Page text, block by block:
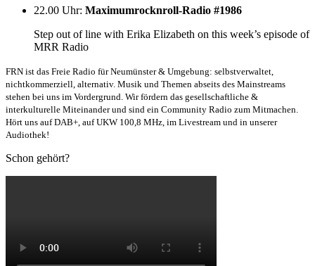
22.00 Uhr: Maximumrocknroll-Radio #1986
Step out of line with Erika Elizabeth on this week’s episode of
MRR Radio
FRN ist das Freie Radio für Neumünster & Umgebung: selbstverwaltet,
nichtkommerziell, alternativ. Musik und Themen abseits des Mainstreams
stehen bei uns im Vordergrund. Wir fördern das gesellschaftliche &
interkulturelle Miteinander und sind ein Community Radio zum Mitmachen.
Hört uns auf DAB+, auf UKW 100,8 MHz, im Livestream und in unserer
Audiothek!
Schon gehört?